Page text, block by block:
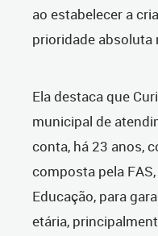
ao estabelecer a
prioridade absoluta
Ela destaca que
municipal de
conta, há 23 anos,
composta pela
Educação, para
etária,